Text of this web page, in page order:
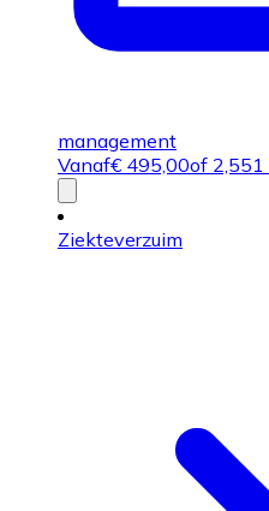
management
Vanaf€ 495,00of 2,551
Ziekteverzuim